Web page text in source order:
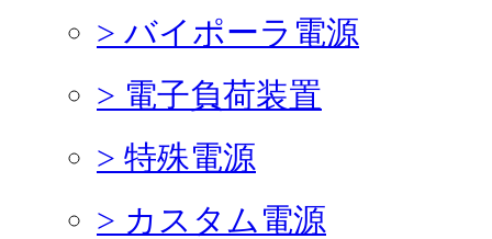
> バイポーラ電源
> 電子負荷装置
> 特殊電源
> カスタム電源